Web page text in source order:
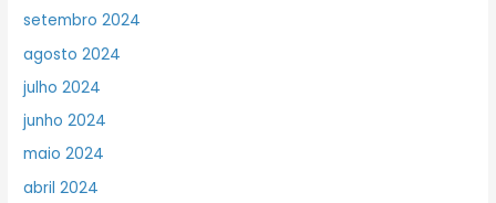
setembro 2024
agosto 2024
julho 2024
junho 2024
maio 2024
abril 2024